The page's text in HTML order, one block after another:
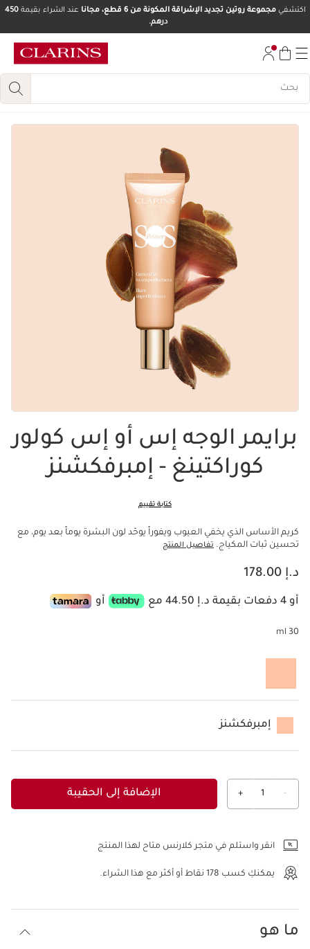
انتقل إلى أسفل الصفحة
اكتشفيمجموعة روتين تجديد الإشراقة المكونة من 6 قطع، مجانا عند الشراء بقيمة450
درهم.
برايمر الوجه إس أو إس كولور
كوراكتينغ - إمبرفكشنز
كتابة تقييم
كريم الأساس الذي يخفي العيوب ويفوراً يوحّد لون البشرة يوماً بعد يوم، مع
تحسين ثبات المكياج. تفاصيل المنتج
السعر الحالي هو د.إ 178.00
د.إ 178.00
أو 4 دفعات بقيمة د.إ 44.50 مع أو
30 ml
إمبرفكشنز
-
1
+ الإضافة إلى الحقيبة
انقر واستلم في متجر كلارنس متاح لهذا المنتج
يمكنكِ كسب 178 نقاط أو أكثر مع هذا الشراء.
ما هو